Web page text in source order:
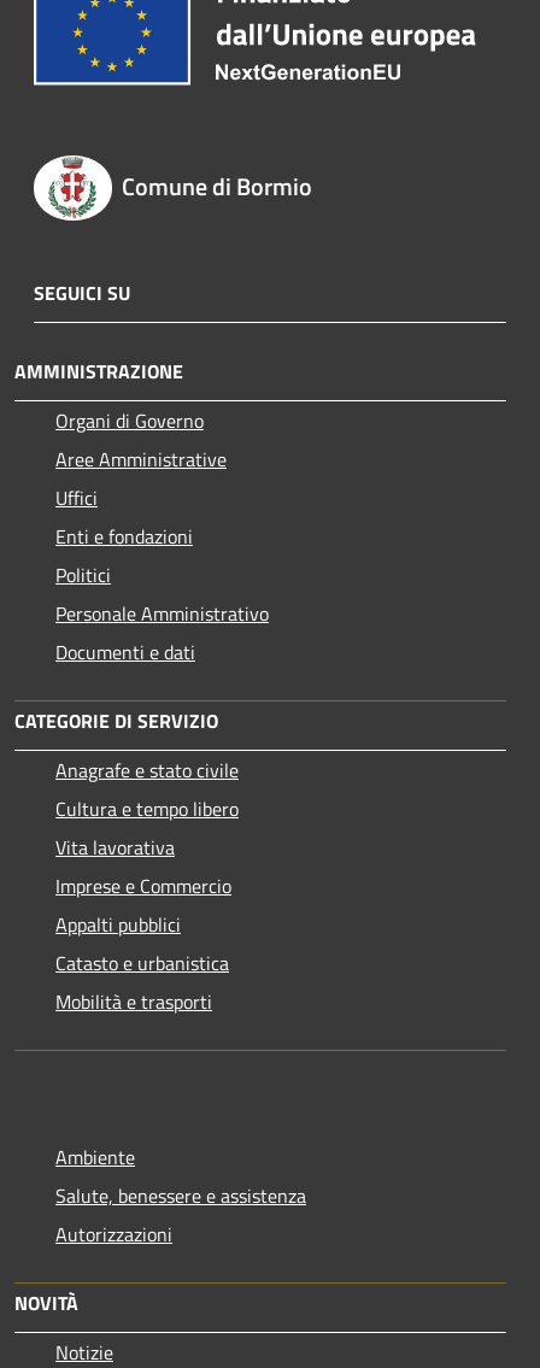
Comune di Bormio
SEGUICI SU
AMMINISTRAZIONE
Organi di Governo
Aree Amministrative
Uffici
Enti e fondazioni
Politici
Personale Amministrativo
Documenti e dati
CATEGORIE DI SERVIZIO
Anagrafe e stato civile
Cultura e tempo libero
Vita lavorativa
Imprese e Commercio
Appalti pubblici
Catasto e urbanistica
Mobilità e trasporti
Ambiente
Salute, benessere e assistenza
Autorizzazioni
NOVITÀ
Notizie